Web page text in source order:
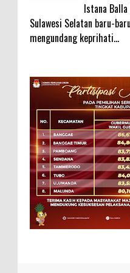
Istana Balla
Sulawesi Selatan baru-
mengundang keprihati...